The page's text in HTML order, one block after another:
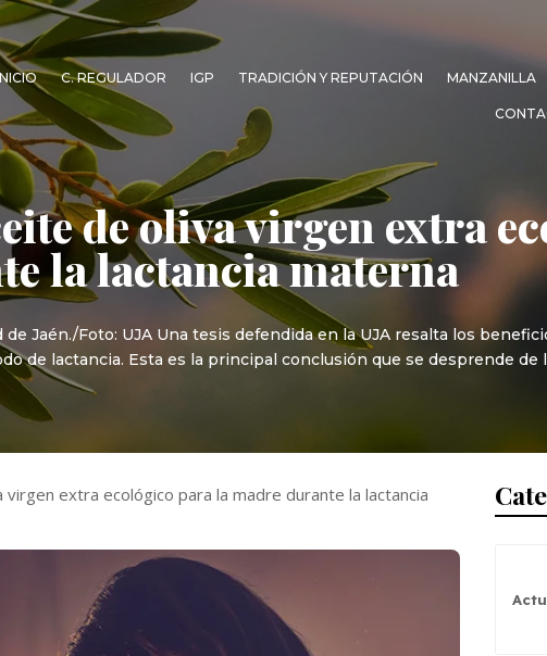
C. REGULADOR IGP TRADICIÓN Y REPUTACIÓN MANZANILLA
de oliva virgen extra
la lactancia materna
Jaén./Foto: UJA Una tesis defendida en la UJA resalta los
de lactancia. Esta es la principal conclusión que se desprende de
extra ecológico para la madre durante la lactancia